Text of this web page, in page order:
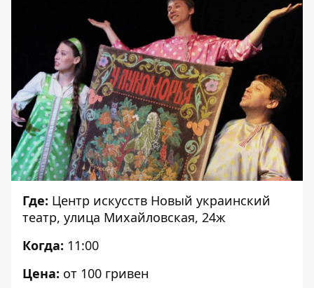
Где: Центр искусств Новый украинский
театр, улица Михайловская, 24ж
Когда: 11:00
Цена: от 100 гривен